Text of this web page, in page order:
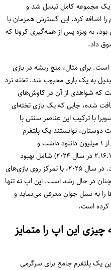
یک مجموعه کامل تبدیل شد و
را اضافه کرد. این گسترش همزمان با
بود، به ویژه پس از همه‌گیری کرونا که
داد.
است. برای مثال، منچ ریشه در بازی
به یک بازی محبوب شد. تخته نرد
که شواهدی از آن در کاوش‌های
شده، جایی که یک بازی تخته‌ای
با ترکیب این عناصر سنتی با
دوستان، توانستند یک پلتفرم
جذاب بسازند. تا سال ۲۰۲۴، سوبرا بیش از ۱ میلیون دانلود داشت و
بروزرسانی‌های منظم آن (مانند نسخه ۲.۱۶.۷۷ در سال ۲۰۲۴) شامل بهبود
سرورها و اضافه کردن بازی‌های جدید بود. در سال ۲۰۲۵، با تمرکز روی بازی‌های
در حال رشد است. این اپ نه تنها
را به نسل جوان معرفی می‌نماید و
کرده است.
این اپ را متمایز
یک پلتفرم جامع برای سرگرمی